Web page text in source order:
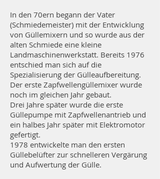
In den 70ern begann der Vater
(Schmiedemeister) mit der Entwicklung
von Güllemixern und so wurde aus der
alten Schmiede eine kleine
Landmaschinenwerkstatt. Bereits 1976
entschied man sich auf die
Spezialisierung der Gülleaufbereitung.
Der erste Zapfwellengüllemixer wurde
noch im gleichen Jahr gebaut.
Drei Jahre später wurde die erste
Güllepumpe mit Zapfwellenantrieb und
ein halbes Jahr später mit Elektromotor
gefertigt.
1978 entwickelte man den ersten
Güllebelüfter zur schnelleren Vergärung
und Aufwertung der Gülle.